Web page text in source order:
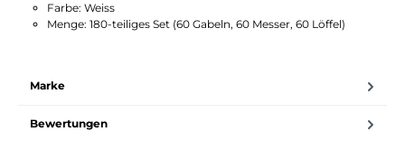
Farbe: Weiss
Menge: 180-teiliges Set (60 Gabeln, 60 Messer, 60 Löffel)
Marke
Bewertungen